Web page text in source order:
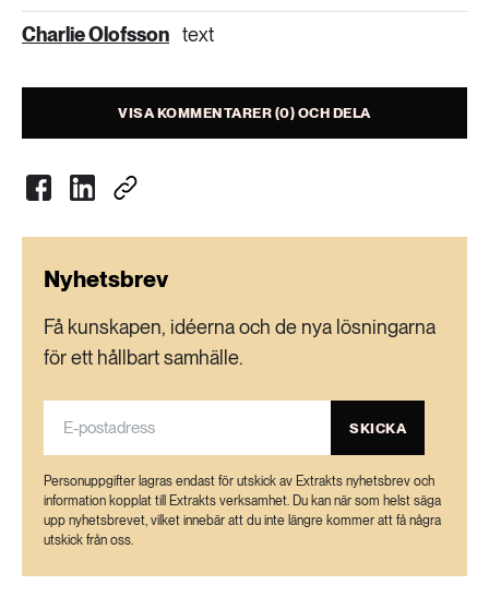
Charlie Olofsson text
VISA KOMMENTARER (0) OCH DELA
Nyhetsbrev
Få kunskapen, idéerna och de nya lösningarna
för ett hållbart samhälle.
SKICKA
Personuppgifter lagras endast för utskick av Extrakts nyhetsbrev och
information kopplat till Extrakts verksamhet. Du kan när som helst säga
upp nyhetsbrevet, vilket innebär att du inte längre kommer att få några
utskick från oss.